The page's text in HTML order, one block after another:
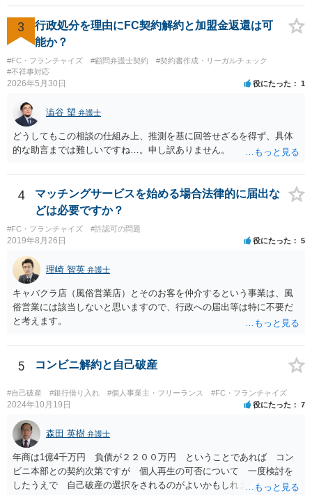
3
行政処分を理由にFC契約解約と加盟金返還は可
能か？
#FC・フランチャイズ #顧問弁護士契約
#契約書作成・リーガルチェック
#不祥事対応
2026年5月30日 役にたった 1
澁谷 望 弁護士
どうしてもこの相談の仕組み上、推測を基に回答せざるを得ず、具体
的な助言までは難しいですね…。申し訳ありません。
4
マッチングサービスを始める場合法律的に届出な
どは必要ですか？
#FC・フランチャイズ #許認可の問題
2019年8月26日 役にたった 5
理崎 智英 弁護士
キャバクラ店（風俗営業店）とそのお客を仲介するという事業は、風
俗営業には該当しないと思いますので、行政への届出等は特に不要だ
と考えます。
5 コンビニ解約と自己破産
#自己破産 #銀行借り入れ #個人事業主・フリーランス #FC・フランチャイズ
2024年10月19日 役にたった 7
森田 英樹 弁護士
年商は1億4千万円 負債が２２００万円 ということであれば コン
ビニ本部との契約次第ですが 個人再生の可否について 一度検討を
したうえで 自己破産の選択をされるのがよいかもしれません。 ネッ